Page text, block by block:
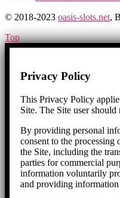
© 2018-2023 oasis-slots.net,
Top
Privacy Policy
This Privacy Policy
Site. The Site user should
By providing personal
consent to the
the Site, including the
parties for commercial
information voluntarily
and providing information